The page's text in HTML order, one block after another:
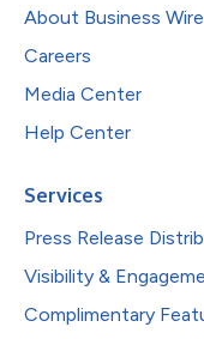
About Business Wire
Careers
Media Center
Help Center
Services
Press Release
Visibility &
Complimentary